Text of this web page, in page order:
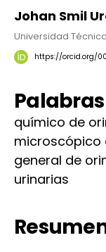
Johan Smil
Universidad
https://orcid.org/
químico de
microscópico
general de
urinarias